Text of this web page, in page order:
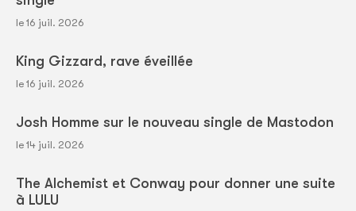
le 16 juil. 2026
King Gizzard, rave éveillée
le 16 juil. 2026
Josh Homme sur le nouveau single de Mastodon
le 14 juil. 2026
The Alchemist et Conway pour donner une suite
à LULU